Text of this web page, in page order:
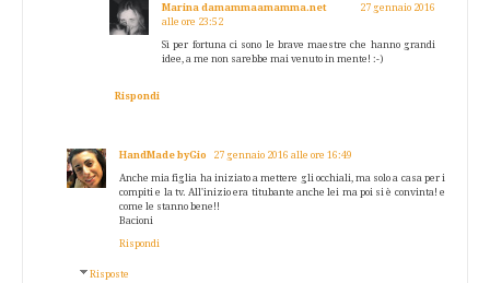
Marina damammaamamma.net
27 gennaio 2016
alle ore 23:52
Sì per fortuna ci sono le brave maestre che hanno grandi
idee, a me non sarebbe mai venuto in mente! :-)
Rispondi
HandMade byGio 27 gennaio 2016 alle ore 16:49
Anche mia figlia ha iniziato a mettere gli occhiali, ma solo a casa per i
compiti e la tv. All'inizio era titubante anche lei ma poi si è convinta! e
come le stanno bene!!
Bacioni
Rispondi
Risposte